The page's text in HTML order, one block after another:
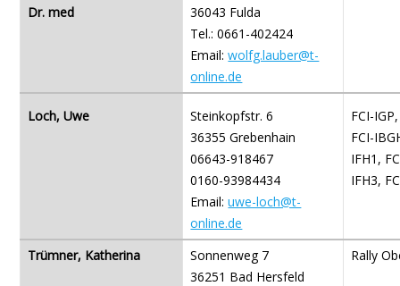
Dr. med
36043 Fulda
Tel.: 0661-402424
Email:wolfg.lauber@t-
online.de
Loch, Uwe
Steinkopfstr. 6
36355 Grebenhain
06643-918467
0160-93984434
Email:uwe-loch@t-
online.de
FCI-
FCI-
IFH1,
IFH3,
Trümner, Katherina
Sonnenweg 7
36251 Bad Hersfeld
Rally